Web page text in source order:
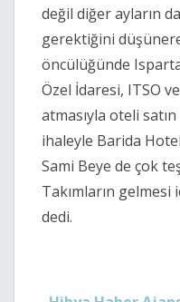
değil diğer ayların
gerektiğini
öncülüğünde
Özel İdaresi, ITSO
atmasıyla oteli satın
ihaleyle Barida
Sami Beye de çok
Takımların gelmesi
dedi.